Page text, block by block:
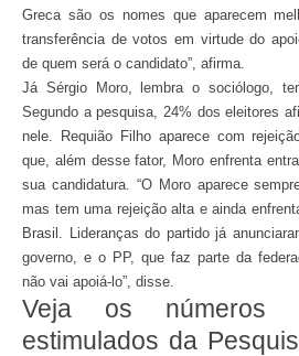
Greca são os nomes que aparecem
transferência de votos em virtude do
de quem será o candidato”, afirma.
Já Sérgio Moro, lembra o sociólogo,
Segundo a pesquisa, 24% dos eleitores
nele. Requião Filho aparece com
que, além desse fator, Moro enfrenta
sua candidatura. “O Moro aparece
mas tem uma rejeição alta e ainda
Brasil. Lideranças do partido já
governo, e o PP, que faz parte da
não vai apoiá-lo”, disse.
Veja os números
estimulados da